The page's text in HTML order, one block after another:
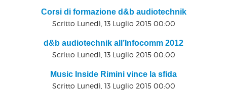
Corsi di formazione d&b audiotechnik
Scritto Lunedì, 13 Luglio 2015 00:00
d&b audiotechnik all’Infocomm 2012
Scritto Lunedì, 13 Luglio 2015 00:00
Music Inside Rimini vince la sfida
Scritto Lunedì, 13 Luglio 2015 00:00